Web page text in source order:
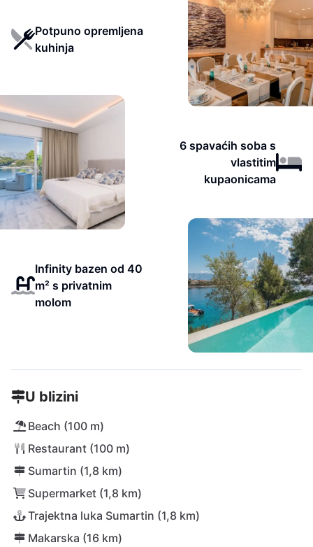
Potpuno opremljena
kuhinja
6 spavaćih soba s
vlastitim
kupaonicama
Infinity bazen od 40
m² s privatnim
molom
U blizini
Beach (100 m)
Restaurant (100 m)
Sumartin (1,8 km)
Supermarket (1,8 km)
Trajektna luka Sumartin (1,8 km)
Makarska (16 km)